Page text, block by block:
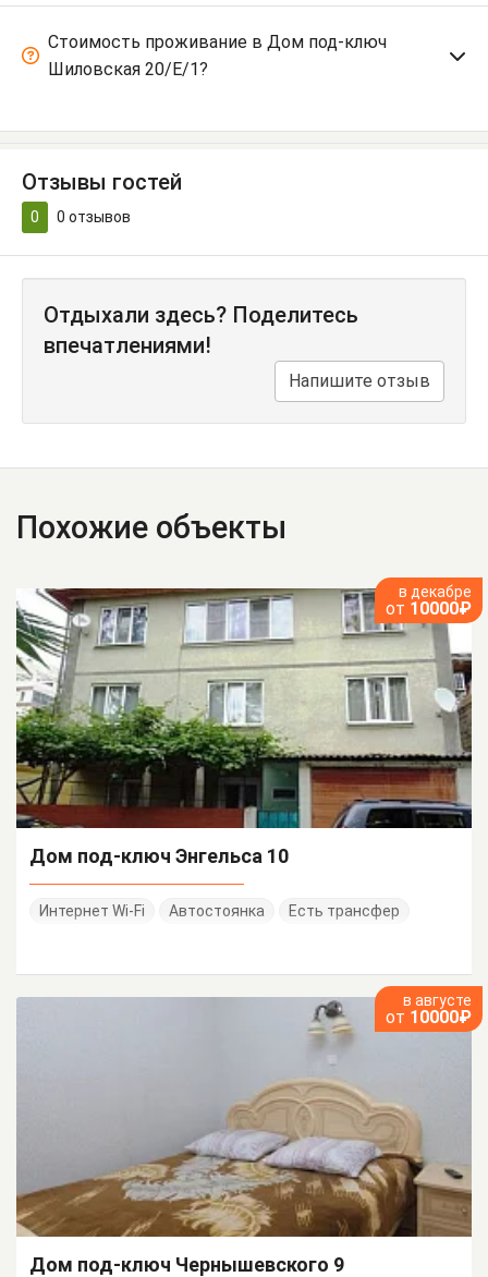
Стоимость проживание в Дом под-ключ
Шиловская 20/Е/1?
Отзывы гостей
0 0 отзывов
Отдыхали здесь? Поделитесь
впечатлениями!
Напишите отзыв
Похожие объекты
в декабре
от 10000₽
Дом под-ключ Энгельса 10
Интернет Wi-Fi Автостоянка Есть трансфер
в августе
от 10000₽
Дом под-ключ Чернышевского 9